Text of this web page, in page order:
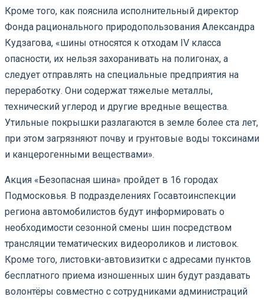
Кроме того, как пояснила исполнительный директор
Фонда рационального природопользования Александра
Кудзагова, «шины относятся к отходам IV класса
опасности, их нельзя захоранивать на полигонах, а
следует отправлять на специальные предприятия на
переработку. Они содержат тяжелые металлы,
технический углерод и другие вредные вещества.
Утильные покрышки разлагаются в земле более ста лет,
при этом загрязняют почву и грунтовые воды токсинами
и канцерогенными веществами».
Акция «Безопасная шина» пройдет в 16 городах
Подмосковья. В подразделениях Госавтоинспекции
региона автомобилистов будут информировать о
необходимости сезонной смены шин посредством
трансляции тематических видеороликов и листовок.
Кроме того, листовки-автовизитки с адресами пунктов
бесплатного приема изношенных шин будут раздавать
волонтёры совместно с сотрудниками администраций